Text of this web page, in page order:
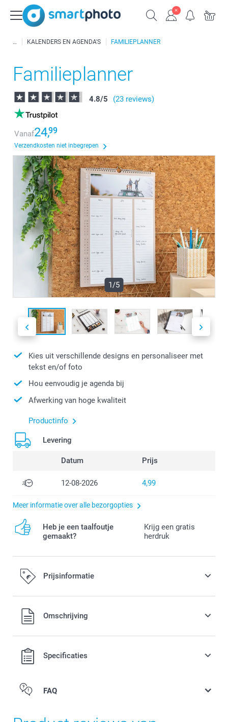
KALENDERS EN AGENDA'S FAMILIEPLANNER
Familieplanner
4.8/5 (23 reviews)
Vanaf24,99
Verzendkosten niet inbegrepen
1/5
Kies uit verschillende designs en personaliseer met
tekst en/of foto
Hou eenvoudig je agenda bij
Afwerking van hoge kwaliteit
Productinfo
Levering
Datum Prijs
12-08-2026 4,99
Meer informatie over alle bezorgopties
Heb je een taalfoutje
gemaakt?
Krijg een gratis
herdruk
Prijsinformatie
Alle prijzen zijn in EURO (€) inclusief BTW en exclusief
verzendkosten.Omschrijving
Specificaties
FAQ